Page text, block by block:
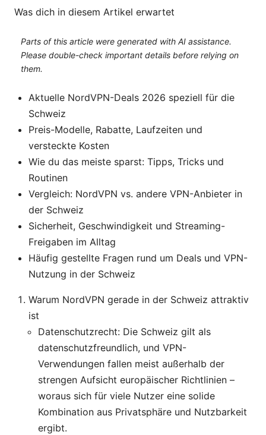
Was dich in diesem Artikel erwartet
Parts of this article were generated with AI assistance.
Please double-check important details before relying on
them.
Aktuelle NordVPN-Deals 2026 speziell für die
Schweiz
Preis-Modelle, Rabatte, Laufzeiten und
versteckte Kosten
Wie du das meiste sparst: Tipps, Tricks und
Routinen
Vergleich: NordVPN vs. andere VPN-Anbieter in
der Schweiz
Sicherheit, Geschwindigkeit und Streaming-
Freigaben im Alltag
Häufig gestellte Fragen rund um Deals und VPN-
Nutzung in der Schweiz
Warum NordVPN gerade in der Schweiz attraktiv
ist
Datenschutzrecht: Die Schweiz gilt als
datenschutzfreundlich, und VPN-
Verwendungen fallen meist außerhalb der
strengen Aufsicht europäischer Richtlinien –
woraus sich für viele Nutzer eine solide
Kombination aus Privatsphäre und Nutzbarkeit
ergibt.